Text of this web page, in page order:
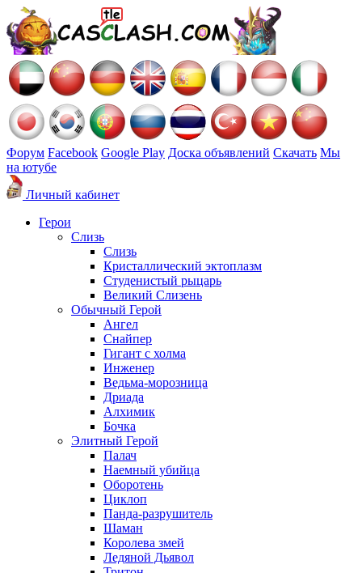
Форум Facebook Google Play Доска объявлений Скачать Мы
на ютубе
Личный кабинет
Герои
Слизь
Слизь
Кристаллический эктоплазм
Студенистый рыцарь
Великий Слизень
Обычный Герой
Ангел
Снайпер
Гигант с холма
Инженер
Ведьма-морозница
Дриада
Алхимик
Бочка
Элитный Герой
Палач
Наемный убийца
Оборотень
Циклоп
Панда-разрушитель
Шаман
Королева змей
Ледяной Дьявол